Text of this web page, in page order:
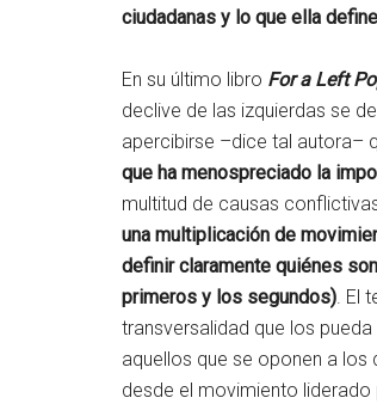
ciudadanas y lo que ella
En su último libro For a Left
declive de las izquierdas se
apercibirse –dice tal autora–
que ha menospreciado la
multitud de causas
una multiplicación de
definir claramente quiénes
primeros y los segundos). El
transversalidad que los
aquellos que se oponen a
desde el movimiento liderado